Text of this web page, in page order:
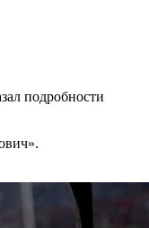
подробности